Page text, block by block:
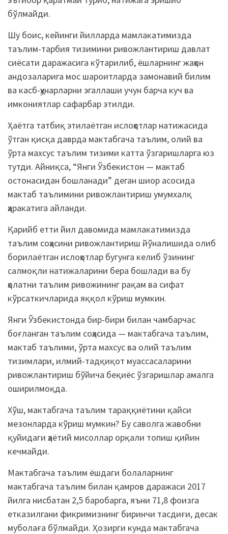
бўлмайди.
Шу боис, кейинги йилларда мамлакатимизда
таълим-тарбия тизимини ривожлантириш давлат
сиёсати даражасига кўтарилиб, ёшларнинг жаҳон
андозаларига мос шароитларда замонавий билим
ва касб-ҳунарларни эгаллаши учун барча куч ва
имкониятлар сафарбар этилди.
Ҳаётга татбиқ этилаётган ислоҳотлар натижасида
ўтган қисқа даврда мактабгача таълим, олий ва
ўрта махсус таълим тизими катта ўзгаришларга юз
тутди. Айниқса, “Янги Ўзбекистон — мактаб
остонасидан бошланади” деган шиор асосида
мактаб таълимини ривожлантириш умумхалқ
ҳаракатига айланди.
Қарийб етти йил давомида мамлакатимизда
таълим соҳасини ривожлантириш йўналишида олиб
борилаётган ислоҳотлар бугунга келиб ўзининг
салмоқли натижаларини бера бошлади ва бу
ҳолатни таълим ривожининг рақам ва сифат
кўрсаткичларида яққол кўриш мумкин.
Янги Ўзбекистонда бир-бири билан чамбарчас
боғланган таълим соҳасида — мактабгача таълим,
мактаб таълими, ўрта махсус ва олий таълим
тизимлари, илмий-тадқиқот муассасаларини
ривожлантириш бўйича беқиёс ўзгаришлар амалга
оширилмоқда.
Хўш, мактабгача таълим тараққиётини қайси
мезонларда кўриш мумкин? Бу саволга жавобни
қуйидаги ҳаётий мисоллар орқали топиш қийин
кечмайди.
Мактабгача таълим ёшдаги болаларнинг
мактабгача таълим билан қамров даражаси 2017
йилга нисбатан 2,5 баробарга, яъни 71,8 фоизга
етказилгани фикримизнинг биринчи тасдиғи, десак
муболаға бўлмайди. Ҳозирги кунда мактабгача